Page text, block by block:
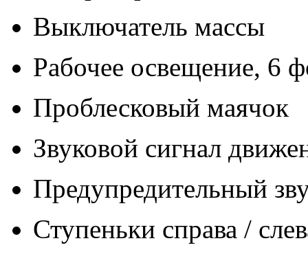
Выключатель массы
Рабочее освещение, 6
Проблесковый маячок
Звуковой сигнал
Предупредительный
Ступеньки справа /